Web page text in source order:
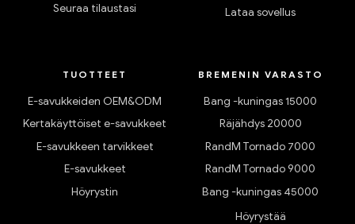
Seuraa tilaustasi
Lataa sovellus
TUOTTEET
E-savukkeiden OEM&ODM
Kertakäyttöiset e-savukkeet
E-savukkeen tarvikkeet
E-savukkeet
Höyrystin
BREMENIN VARASTO
Bang -kuningas 15000
Räjähdys 20000
RandM Tornado 7000
RandM Tornado 9000
Bang -kuningas 45000
Höyrystää